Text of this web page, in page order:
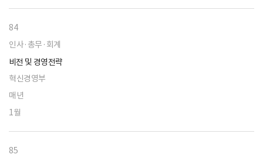
84
인사·총무·회계
비전 및 경영전략
혁신경영부
매년
1월
85